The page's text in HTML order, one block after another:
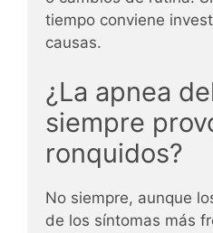
tiempo conviene
causas.
¿La apnea
siempre
ronquidos?
No siempre, aunque
de los síntomas más